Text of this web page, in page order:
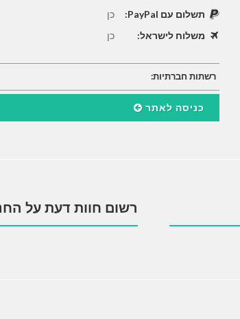
תשלום עם PayPal:
כן
משלוח לישראל:
כן
רשתות חברתיות:
כניסה לאתר
רשום חוות דעת על